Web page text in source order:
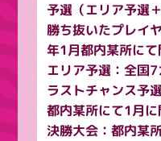
予選（エリア予選
勝ち抜いたプレイ
年1月都内某所にて
エリア予選：全国
ラストチャンス予
都内某所にて1月
決勝大会：都内某